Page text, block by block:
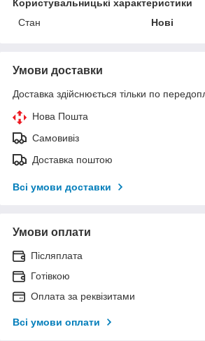
Користувальницькі характеристики
Стан
Нові
Умови доставки
Доставка здійснюється тільки по
Нова Пошта
Самовивіз
Доставка поштою
Всі умови доставки
Умови оплати
Післяплата
Готівкою
Оплата за реквізитами
Всі умови оплати